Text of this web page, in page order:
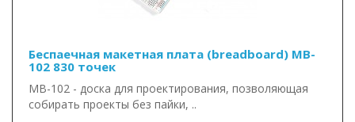
Беспаечная макетная плата (breadboard) MB-
102 830 точек
MB-102 - доска для проектирования, позволяющая
собирать проекты без пайки, ..